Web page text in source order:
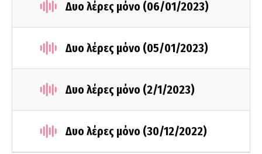
Δυο λέρες μόνο (06/01/2023)
Δυο λέρες μόνο (05/01/2023)
Δυο λέρες μόνο (2/1/2023)
Δυο λέρες μόνο (30/12/2022)